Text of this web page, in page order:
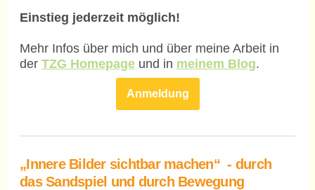
Einstieg jederzeit möglich!
Mehr Infos über mich und über meine Arbeit in
der TZG Homepage und in meinem Blog.
Anmeldung
„Innere Bilder sichtbar machen“ - durch
das Sandspiel und durch Bewegung